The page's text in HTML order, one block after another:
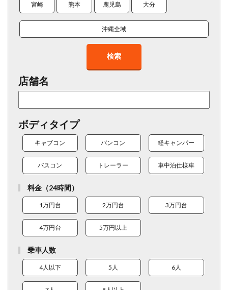
宮崎 熊本 鹿児島 大分
沖縄全域
検索
店舗名
ボディタイプ
キャブコン バンコン 軽キャンパー
バスコン トレーラー 車中泊仕様車
料金（24時間）
1万円台 2万円台 3万円台
4万円台 5万円以上
乗車人数
4人以下 5人 6人